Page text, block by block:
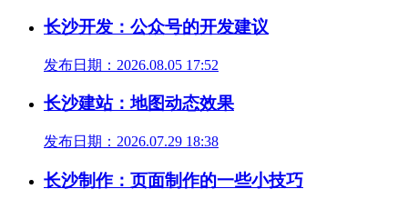
长沙开发：公众号的开发建议
发布日期：2026.08.05 17:52
长沙建站：地图动态效果
发布日期：2026.07.29 18:38
长沙制作：页面制作的一些小技巧